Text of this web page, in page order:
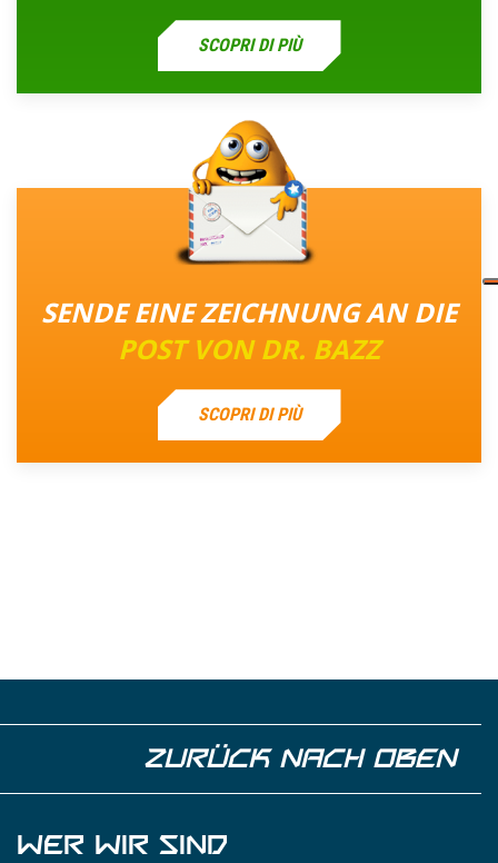
SCOPRI DI PIÙ
SENDE EINE ZEICHNUNG AN DIE
POST VON DR. BAZZ
SCOPRI DI PIÙ
ZURÜCK NACH OBEN
WER WIR SIND